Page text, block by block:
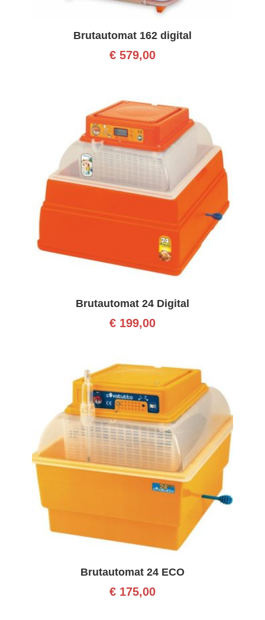
Brutautomat 162 digital
€579,00
Brutautomat 24 Digital
€199,00
Brutautomat 24 ECO
€175,00